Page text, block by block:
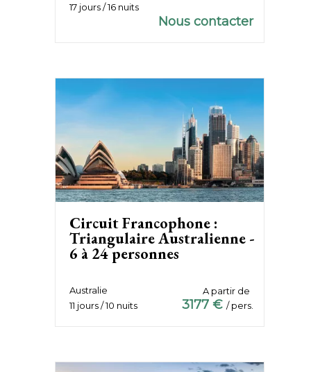
17 jours / 16 nuits
Nous contacter
Circuit Francophone :
Triangulaire Australienne -
6 à 24 personnes
Australie
11 jours / 10 nuits
A partir de
3177 € / pers.